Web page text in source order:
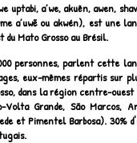
uptabi, a’we, akuên, awen,
a’uwẽ ou akwén), est une
Mato Grosso au Brésil.
personnes, parlent cette
eux-mêmes répartis sur
dans la région centre-
Volta Grande, São Marcos,
et Pimentel Barbosa). 30%